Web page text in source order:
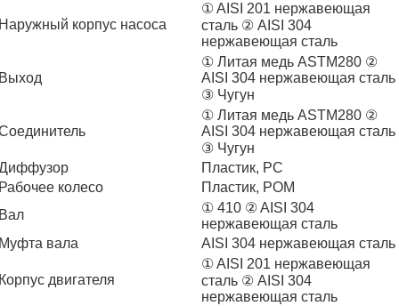
корпус насоса
① AISI 201 нержавеющая
сталь ② AISI 304
нержавеющая сталь
① Литая медь ASTM280 ②
AISI 304 нержавеющая сталь
③ Чугун
① Литая медь ASTM280 ②
AISI 304 нержавеющая сталь
③ Чугун
Пластик, PC
колесо
Пластик, POM
① 410 ② AISI 304
нержавеющая сталь
вала
AISI 304 нержавеющая сталь
двигателя
① AISI 201 нержавеющая
сталь ② AISI 304
нержавеющая сталь